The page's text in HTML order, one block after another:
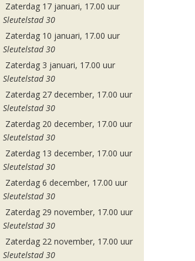
Zaterdag 17 januari, 17.00 uur
Sleutelstad 30
Zaterdag 10 januari, 17.00 uur
Sleutelstad 30
Zaterdag 3 januari, 17.00 uur
Sleutelstad 30
Zaterdag 27 december, 17.00 uur
Sleutelstad 30
Zaterdag 20 december, 17.00 uur
Sleutelstad 30
Zaterdag 13 december, 17.00 uur
Sleutelstad 30
Zaterdag 6 december, 17.00 uur
Sleutelstad 30
Zaterdag 29 november, 17.00 uur
Sleutelstad 30
Zaterdag 22 november, 17.00 uur
Sleutelstad 30